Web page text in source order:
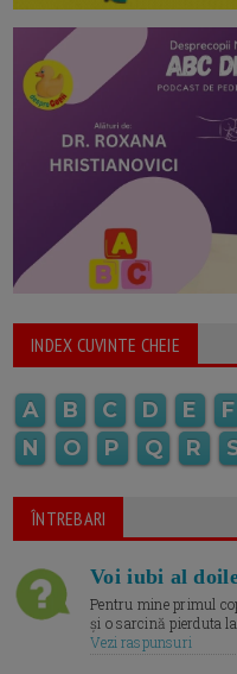
INDEX CUVINTE CHEIE
A B C D E F
N
O P Q R
ÎNTREBARI
Voi iubi al
Pentru mine primul
și o sarcină pierduta
Vezi raspunsuri